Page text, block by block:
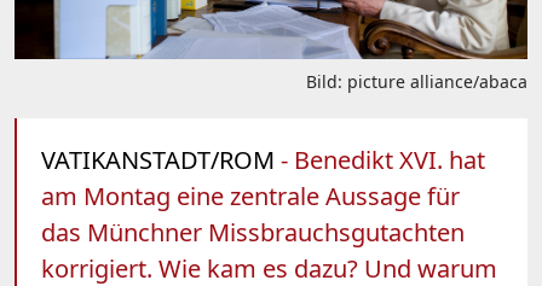
Bild: picture alliance/abaca
VATIKANSTADT/ROM - Benedikt XVI. hat
am Montag eine zentrale Aussage für
das Münchner Missbrauchsgutachten
korrigiert. Wie kam es dazu? Und warum